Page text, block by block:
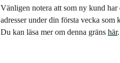
Vänligen notera att som ny kund har
adresser under din första vecka
Du kan läsa mer om denna gräns här.